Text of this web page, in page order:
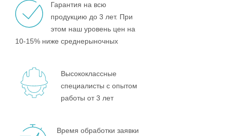
Гарантия на всю
продукцию до 3 лет. При
этом наш уровень цен на
10-15% ниже среднерыночных
Высококлассные
специалисты с опытом
работы от 3 лет
Время обработки заявки